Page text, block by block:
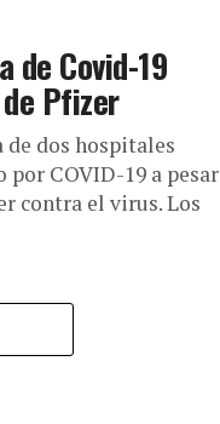
de Covid-19
Pfizer
dos hospitales
COVID-19 a pesar
contra el virus. Los